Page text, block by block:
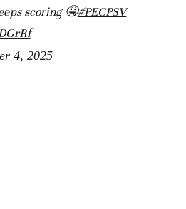
scoring 🤤#PECPSV
4, 2025